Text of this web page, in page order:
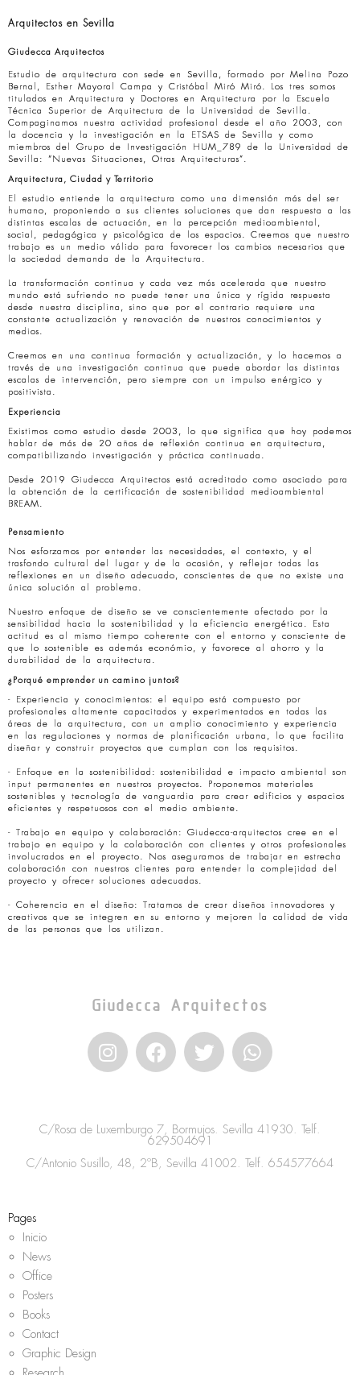
Arquitectos en Sevilla
Giudecca Arquitectos
Estudio de arquitectura con sede en Sevilla, formado por Melina Pozo
Bernal, Esther Mayoral Campa y Cristóbal Miró Miró. Los tres somos
titulados en Arquitectura y Doctores en Arquitectura por la Escuela
Técnica Superior de Arquitectura de la Universidad de Sevilla.
Compaginamos nuestra actividad profesional desde el año 2003, con
la docencia y la investigación en la ETSAS de Sevilla y como
miembros del Grupo de Investigación HUM_789 de la Universidad de
Sevilla: “Nuevas Situaciones, Otras Arquitecturas”.
Arquitectura, Ciudad y Territorio
El estudio entiende la arquitectura como una dimensión más del ser
humano, proponiendo a sus clientes soluciones que dan respuesta a las
distintas escalas de actuación, en la percepción medioambiental,
social, pedagógica y psicológica de los espacios. Creemos que nuestro
trabajo es un medio válido para favorecer los cambios necesarios que
la sociedad demanda de la Arquitectura.
La transformación continua y cada vez más acelerada que nuestro
mundo está sufriendo no puede tener una única y rígida respuesta
desde nuestra disciplina, sino que por el contrario requiere una
constante actualización y renovación de nuestros conocimientos y
medios.
Creemos en una continua formación y actualización, y lo hacemos a
través de una investigación continua que puede abordar las distintas
escalas de intervención, pero siempre con un impulso enérgico y
positivista.
Experiencia
Existimos como estudio desde 2003, lo que significa que hoy podemos
hablar de más de 20 años de reflexión continua en arquitectura,
compatibilizando investigación y práctica continuada.
Desde 2019 Giudecca Arquitectos está acreditado como asociado para
la obtención de la certificación de sostenibilidad medioambiental
BREAM.
Pensamiento
Nos esforzamos por entender las necesidades, el contexto, y el
trasfondo cultural del lugar y de la ocasión, y reflejar todas las
reflexiones en un diseño adecuado, conscientes de que no existe una
única solución al problema.
Nuestro enfoque de diseño se ve conscientemente afectado por la
sensibilidad hacia la sostenibilidad y la eficiencia energética. Esta
actitud es al mismo tiempo coherente con el entorno y consciente de
que lo sostenible es además económio, y favorece al ahorro y la
durabilidad de la arquitectura.
¿Porqué emprender un camino juntos?
- Experiencia y conocimientos: el equipo está compuesto por
profesionales altamente capacitados y experimentados en todas las
áreas de la arquitectura, con un amplio conocimiento y experiencia
en las regulaciones y normas de planificación urbana, lo que facilita
diseñar y construir proyectos que cumplan con los requisitos.
- Enfoque en la sostenibilidad: sostenibilidad e impacto ambiental son
input permanentes en nuestros proyectos. Proponemos materiales
sostenibles y tecnología de vanguardia para crear edificios y espacios
eficientes y respetuosos con el medio ambiente.
- Trabajo en equipo y colaboración: Giudecca-arquitectos cree en el
trabajo en equipo y la colaboración con clientes y otros profesionales
involucrados en el proyecto. Nos aseguramos de trabajar en estrecha
colaboración con nuestros clientes para entender la complejidad del
proyecto y ofrecer soluciones adecuadas.
- Coherencia en el diseño: Tratamos de crear diseños innovadores y
creativos que se integren en su entorno y mejoren la calidad de vida
de las personas que los utilizan.
Giudecca Arquitectos
I
n
a
g
r
F
a
b
o
o
T
w
t
e
r
W
h
s
a
p
C/Rosa de Luxemburgo 7, Bormujos. Sevilla 41930. Telf.
629504691
C/Antonio Susillo, 48, 2ºB, Sevilla 41002. Telf. 654577664
Pages
Inicio
News
Office
Posters
Books
Contact
Graphic Design